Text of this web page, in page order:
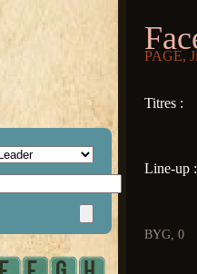
PAGE,
Titres :
Line-up :
BYG, 0